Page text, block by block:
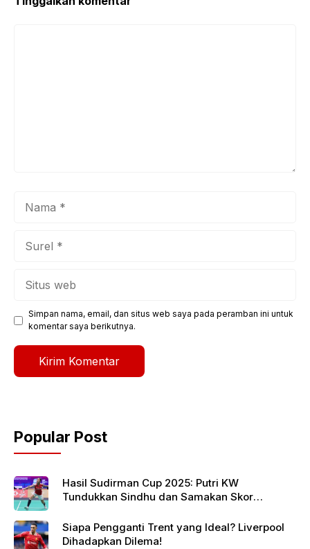
k
Simpan nama, email, dan situs web saya pada peramban ini untuk
komentar saya berikutnya.
Popular Post
Hasil Sudirman Cup 2025: Putri KW
Tundukkan Sindhu dan Samakan Skor
Siapa Pengganti Trent yang Ideal? Liverpool
Dihadapkan Dilema!